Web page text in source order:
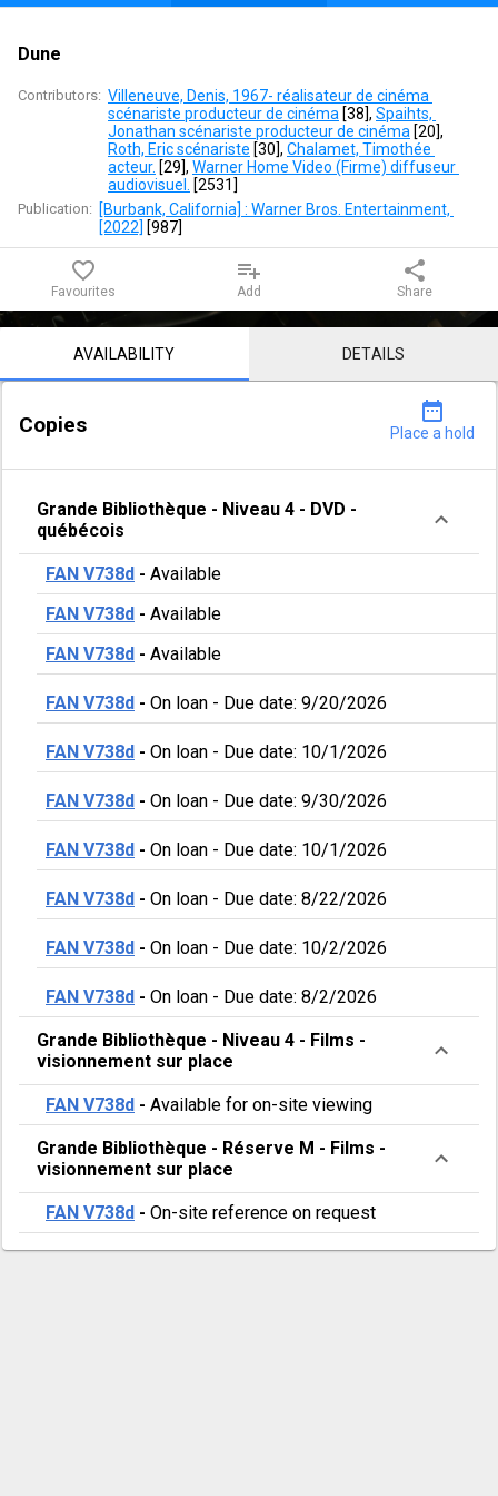
Dune
Contributors: Villeneuve, Denis, 1967- réalisateur de cinéma
scénariste producteur de cinéma [38], Spaihts,
Jonathan scénariste producteur de cinéma [20]
Roth, Eric scénariste [30], Chalamet, Timothée
acteur. [29], Warner Home Video (Firme) diffuseur
audiovisuel.
[2531 ]
Publication: [Burbank, California] : Warner Bros. Entertainment,
[2022] [987]
favorite_border
Favourites
playlist_add
Add
share
Share
Notice content
AVAILABILITY DETAILS
Copies
date_range
Place a hold
Grande Bibliothèque - Niveau 4 - DVD -
québécois
FAN V738d - Available
FAN V738d - Available
FAN V738d - Available
FAN V738d - On loan - Due date: 9/20/2026
FAN V738d - On loan - Due date: 10/1/2026
FAN V738d - On loan - Due date: 9/30/2026
FAN V738d - On loan - Due date: 10/1/2026
FAN V738d - On loan - Due date: 8/22/2026
FAN V738d - On loan - Due date: 10/2/2026
FAN V738d - On loan - Due date: 8/2/2026
Grande Bibliothèque - Niveau 4 - Films -
visionnement sur place
FAN V738d - Available for on-site viewing
Grande Bibliothèque - Réserve M - Films -
visionnement sur place
FAN V738d - On-site reference on request